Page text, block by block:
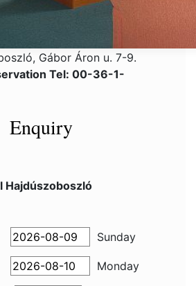
Gábor Áron u. 7-9.
Tel: 00-36-1-
Enquiry
Sunday
Monday